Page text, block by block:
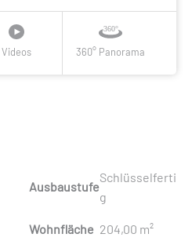
Videos 360° Panorama
Ausbaustufe
Schlüsselferti
g
Wohnfläche 204,00 m²